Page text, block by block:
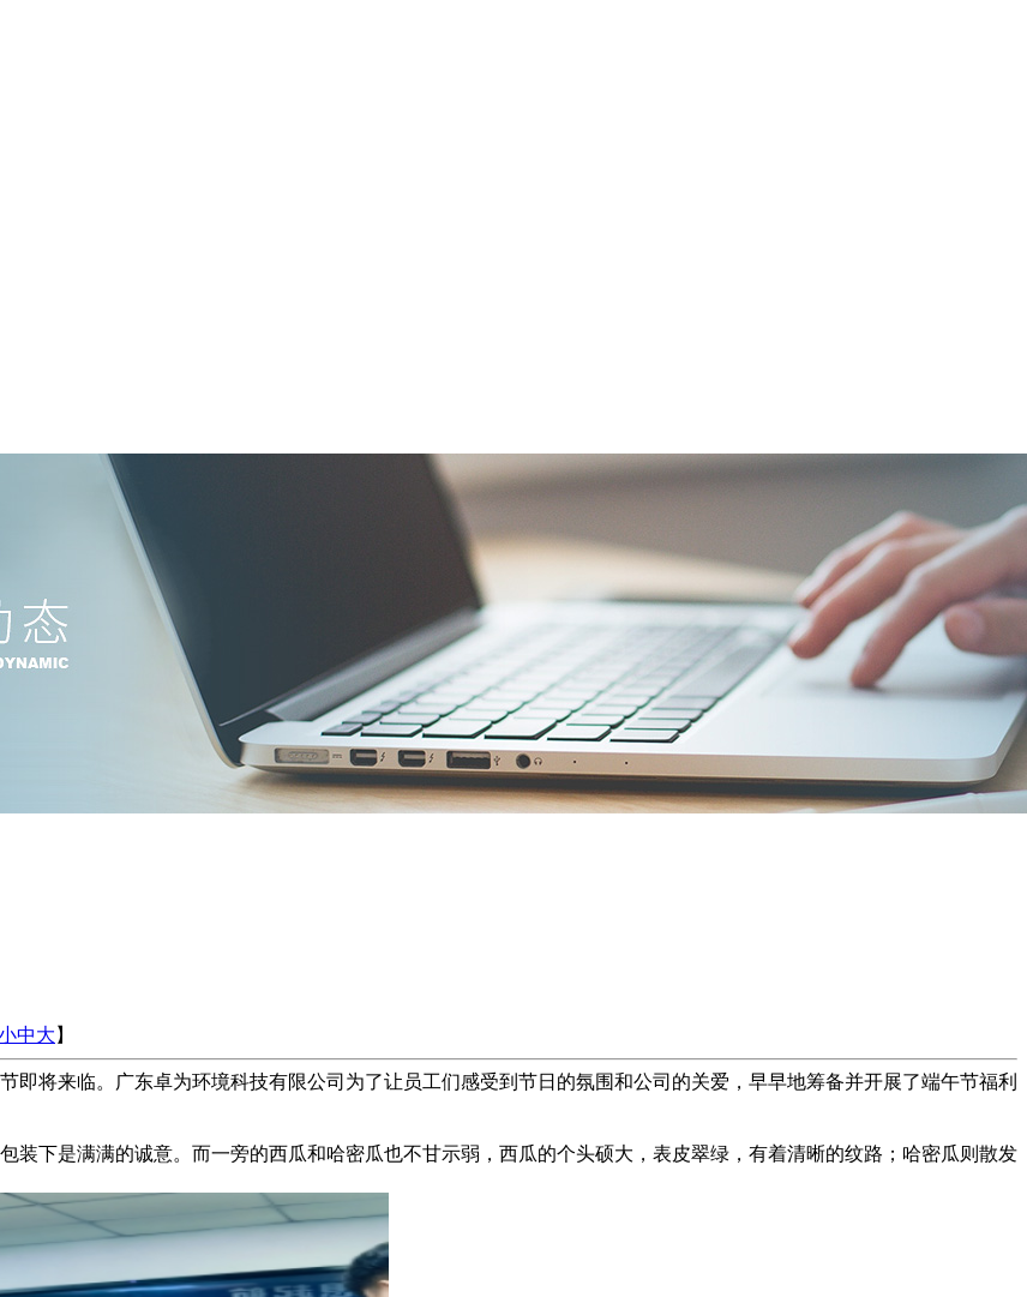
中大 】
即将来临。广东卓为环境科技有限公司为了让员工们感受到节日的氛围和公司的关爱，早早地筹备并开展了端午节福利
装下是满满的诚意。而一旁的西瓜和哈密瓜也不甘示弱，西瓜的个头硕大，表皮翠绿，有着清晰的纹路；哈密瓜则散发